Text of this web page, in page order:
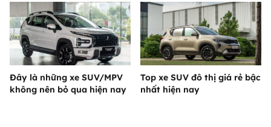
Đây là những xe SUV/MPV
không nên bỏ qua hiện nay
Top xe SUV đô thị giá rẻ bậc
nhất hiện nay